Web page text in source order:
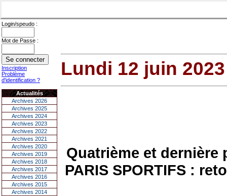
Login/speudo :
Mot de Passe :
Inscription
Problème
d'identification ?
Actualités
Archives 2026
Archives 2025
Archives 2024
Archives 2023
Archives 2022
Archives 2021
Archives 2020
Archives 2019
Archives 2018
Archives 2017
Archives 2016
Archives 2015
Archives 2014
Lundi 12 juin 2023
Quatrième et dernière
PARIS SPORTIFS :